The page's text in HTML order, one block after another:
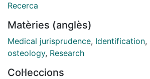
este trabajo son: 1) Desarrollar y
(radiografia/fotografia) empleado por
- Blundell y Wilson (1937) con
digitalizado utilizando ordenador y
2) Definir los puntos anatómicos de
Recerca
Matèries (anglès)
Medical jurisprudence, Identification,
osteology, Research
Col·leccions